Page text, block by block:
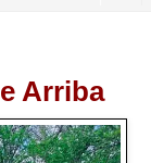
Arriba